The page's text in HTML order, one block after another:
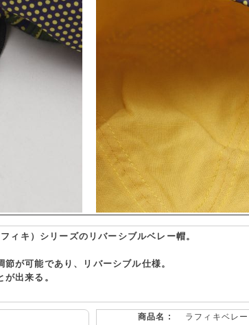
ィキ）シリーズのリバーシブルベレー帽。
が可能であり、リバーシブル仕様。
出来る。
商品名 :
ラフィキベレー